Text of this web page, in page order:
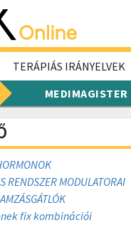
TERÁPIÁS IRÁNYELVEK
MEDIMAGISTER
RENDSZER MODULATORAI
fix kombinációi